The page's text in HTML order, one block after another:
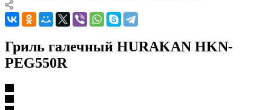
Гриль галечный HURAKAN HKN-
PEG550R